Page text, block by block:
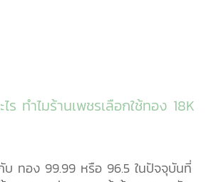
ร ทำไมร้านเพชรเลือกใช้ทอง 18K
บ ทอง 99.99 หรือ 96.5 ในปัจจุบันที่